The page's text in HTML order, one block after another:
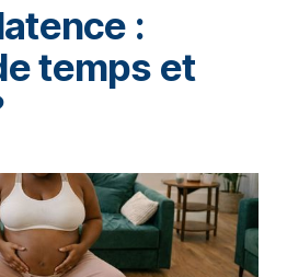
:
temps et